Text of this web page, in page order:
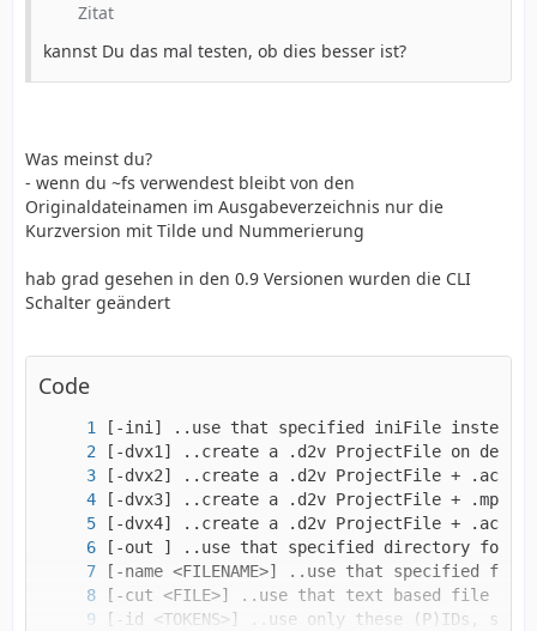
Zitat
kannst Du das mal testen, ob dies besser ist?
Was meinst du?
- wenn du ~fs verwendest bleibt von den
Originaldateinamen im Ausgabeverzeichnis nur die
Kurzversion mit Tilde und Nummerierung
hab grad gesehen in den 0.9 Versionen wurden die CLI
Schalter geändert
Code